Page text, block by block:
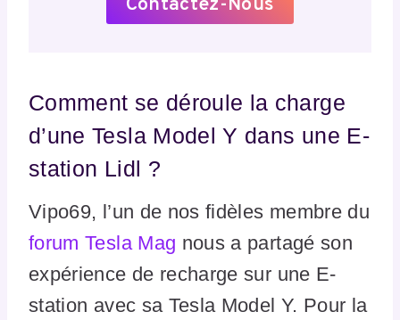
Contactez-Nous
Comment se déroule la charge
d’une Tesla Model Y dans une E-
station Lidl ?
Vipo69, l’un de nos fidèles membre du
forum Tesla Mag nous a partagé son
expérience de recharge sur une E-
station avec sa Tesla Model Y. Pour la